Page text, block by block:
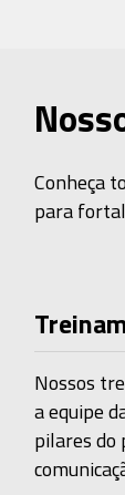
Conheça
para
Nossos
a equipe
pilares do